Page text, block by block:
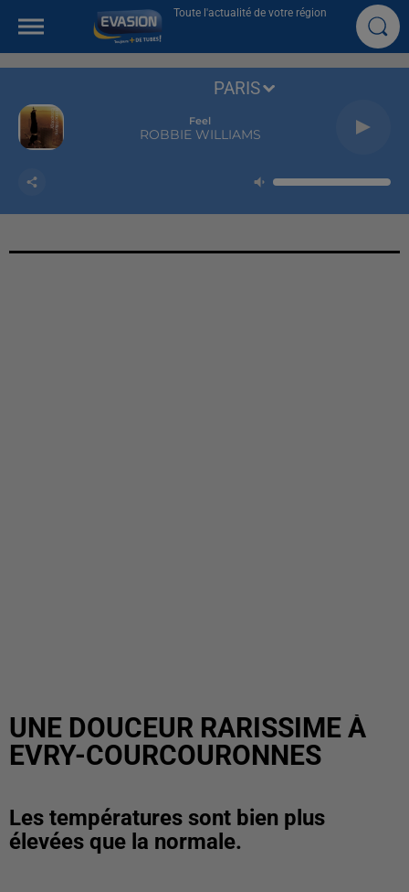
Toute l'actualité de votre région
Feel
ROBBIE WILLIAMS
PARIS
UNE DOUCEUR RARISSIME À
EVRY-COURCOURONNES
Les températures sont bien plus
élevées que la normale.